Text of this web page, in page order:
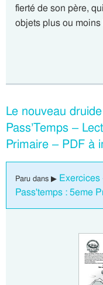
fierté de son père,
objets plus ou
Le nouveau
Pass’Temps –
Primaire – PDF à
Paru dans ▶ Exercices
Pass'temps : 5eme